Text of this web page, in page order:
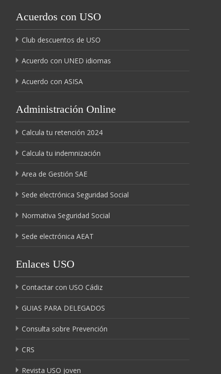
Acuerdos con USO
Club descuentos de USO
Acuerdo con UNED idiomas
Acuerdo con ASISA
Administración Online
Calcula tu retención 2024
Calcula tu indemnización
Area de Gestión SAE
Sede electrónica Seguridad Social
Normativa Seguridad Social
Sede electrónica AEAT
Enlaces USO
Contactar con USO Cádiz
GUIAS PARA DELEGADOS
Consulta sobre Prevención
CRS
Revista USO joven